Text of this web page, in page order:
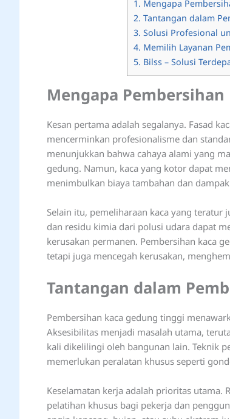
1. Mengapa
2. Tantangan dalam
3. Solusi Profesional
4. Memilih Layanan
5. Bilss – Solusi
Mengapa
Kesan pertama adalah segalanya. Fasad
mencerminkan profesionalisme dan
menunjukkan bahwa cahaya alami yang
gedung. Namun, kaca yang kotor dapat
menimbulkan biaya tambahan dan
Selain itu, pemeliharaan kaca yang
dan residu kimia dari polusi udara dapat
kerusakan permanen. Pembersihan kaca
tetapi juga mencegah kerusakan,
Tantangan dalam
Pembersihan kaca gedung tinggi
Aksesibilitas menjadi masalah utama,
kali dikelilingi oleh bangunan lain. Teknik
memerlukan peralatan khusus seperti
Keselamatan kerja adalah prioritas
pelatihan khusus bagi pekerja dan